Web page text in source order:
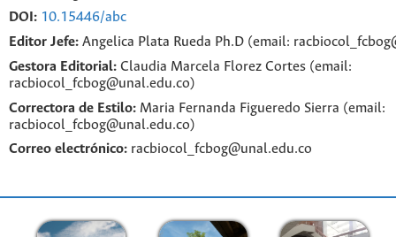
DOI: 10.15446/abc
Editor Jefe: Angelica Plata Rueda Ph.D (email:
Gestora Editorial: Claudia Marcela Florez Cortes (email:
racbiocol_fcbog@unal.edu.co)
Correctora de Estilo: Maria Fernanda Figueredo Sierra (email:
racbiocol_fcbog@unal.edu.co)
Correo electrónico: racbiocol_fcbog@unal.edu.co